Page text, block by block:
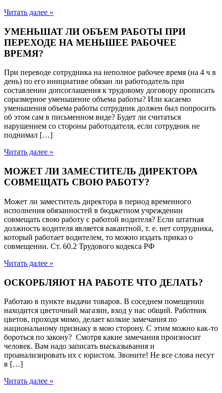
Читать далее »
УМЕНЬШАТ ЛИ ОБЪЕМ РАБОТЫ ПРИ
ПЕРЕХОДЕ НА МЕНЬШЕЕ РАБОЧЕЕ
ВРЕМЯ?
При переводе сотрудника на неполное рабочее время (на 4 ч в
день) по его инициативе обязан ли работодатель при
составлении допсоглашения к трудовому договору прописать
соразмерное уменьшение объема работы? Или касаемо
уменьшения объема работы сотрудник должен был попросить
об этом сам в письменном виде? Будет ли считаться
нарушением со стороны работодателя, если сотрудник не
поднимал […]
Читать далее »
МОЖЕТ ЛИ ЗАМЕСТИТЕЛЬ ДИРЕКТОРА
СОВМЕЩАТЬ СВОЮ РАБОТУ?
Может ли заместитель директора в период временного
исполнения обязанностей в бюджетном учреждении
совмещать свою работу с работой водителя? Если штатная
должность водителя является вакантной, т. е. нет сотрудника,
который работает водителем, то можно издать приказ о
совмещении. Ст. 60.2 Трудового кодекса РФ
Читать далее »
ОСКОРБЛЯЮТ НА РАБОТЕ ЧТО ДЕЛАТЬ?
Работаю в пункте выдачи товаров. В соседнем помещении
находится цветочный магазин, вход у нас общий. Работник
цветов, проходя мимо, делает колкие замечания по
национальному признаку в мою сторону. С этим можно как-то
бороться по закону? Смотря какие замечания произносит
человек. Вам надо записать высказывания и
проанализировать их с юристом. Звоните! Не все слова несут
в […]
Читать далее »